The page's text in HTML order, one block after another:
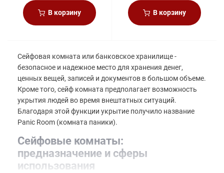
В корзину В корзину
Сейфовая комната или банковское хранилище -
безопасное и надежное место для хранения денег,
ценных вещей, записей и документов в большом объеме.
Кроме того, сейф комната предполагает возможность
укрытия людей во время внештатных ситуаций.
Благодаря этой функции укрытие получило название
Panic Room (комната паники).
Сейфовые комнаты:
предназначение и сферы
использования